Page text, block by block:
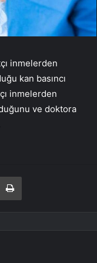
inmelerden
kan basıncı
inmelerden
ve doktora
ile paylaş Yazdır